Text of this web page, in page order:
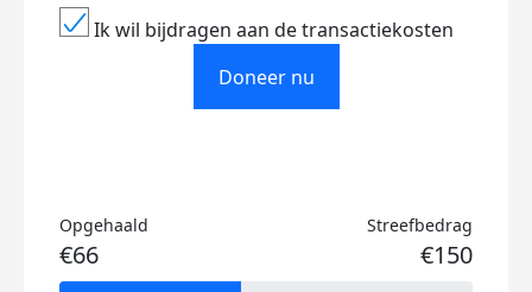
Ik wil bijdragen aan de transactiekosten
Doneer nu
Opgehaald
€66
Streefbedrag
€150